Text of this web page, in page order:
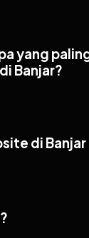
yang
Banjar?
di